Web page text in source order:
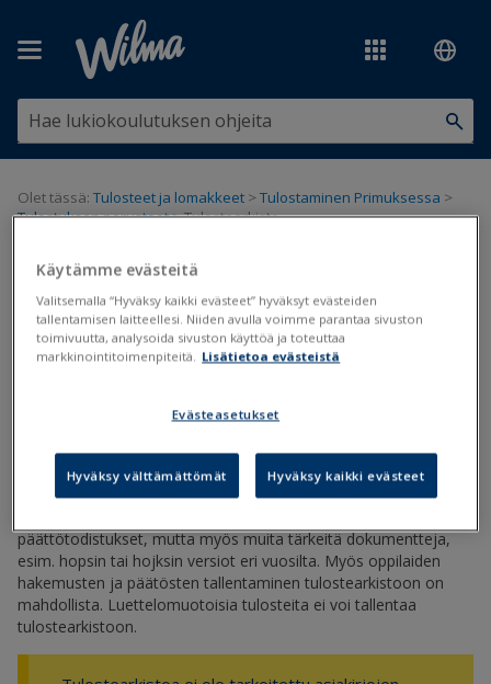
Olet tässä: Tulosteet ja lomakkeet >Tulostaminen Primuksessa >
Tulostuksen perusteet>Tulostearkisto
Tulostearkisto
Tulostearkisto
Opiskelijoille jaetuista asiakirjoista kannattaa tallentaa kuvat
tulostearkistoon. Tällöin koulu voi säilyttää kyseiset asiakirjat
juuri sellaisina kuin ne on opiskelijoille aikoinaan jaettu, ja
asiakirjan voi helposti tulostaa opiskelijalle uudelleen.
päättötodistukset, mutta myös muita tärkeitä dokumentteja,
esim. hopsin tai hojksin versiot eri vuosilta. Myös oppilaiden
hakemusten ja päätösten tallentaminen tulostearkistoon on
mahdollista. Luettelomuotoisia tulosteita ei voi tallentaa
tulostearkistoon.
Käytämme evästeitä
Valitsemalla “Hyväksy kaikki evästeet” hyväksyt evästeiden
tallentamisen laitteellesi. Niiden avulla voimme parantaa sivuston
toimivuutta, analysoida sivuston käyttöä ja toteuttaa
markkinointitoimenpiteitä. Lisätietoa evästeistä
Evästeasetukset
Hyväksy välttämättömät Hyväksy kaikki evästeet